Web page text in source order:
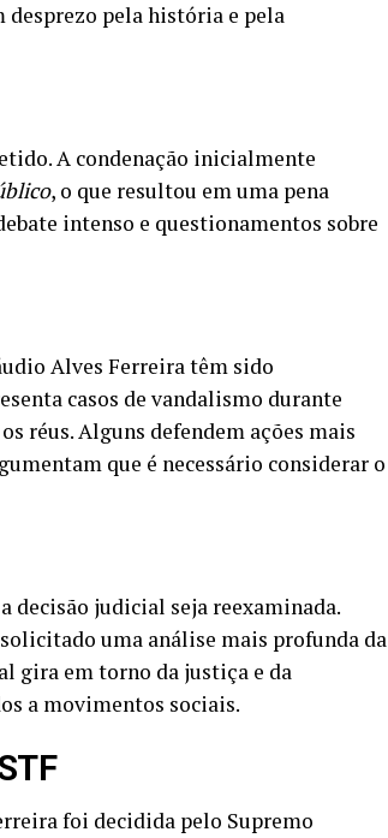
desprezo pela história e pela
A condenação inicialmente
, o que resultou em uma pena
intenso e questionamentos sobre
Alves Ferreira têm sido
casos de vandalismo durante
réus. Alguns defendem ações mais
que é necessário considerar o
decisão judicial seja reexaminada.
uma análise mais profunda da
gira em torno da justiça e da
a movimentos sociais.
foi decidida pelo Supremo